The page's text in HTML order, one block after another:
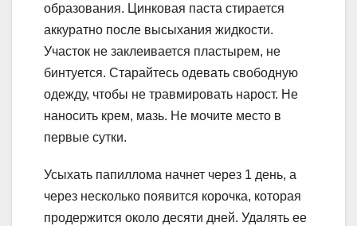
образования. Цинковая паста стирается
аккуратно после высыхания жидкости.
Участок не заклеивается пластырем, не
бинтуется. Старайтесь одевать свободную
одежду, чтобы не травмировать нарост. Не
наносить крем, мазь. Не мочите место в
первые сутки.
Усыхать папиллома начнет через 1 день, а
через несколько появится корочка, которая
продержится около десяти дней. Удалять ее